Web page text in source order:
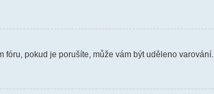
fóru, pokud je porušíte, může vám být uděleno